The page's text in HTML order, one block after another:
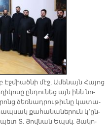
Էջ­միած­նի մէջ, Ա­մե­նայն Հա­յոց
ըն­դու­նեց այն ինն նո­
ձեռ­նադ­րու­թիւ­նը կա­տա­
քա­հա­նա­նե­րուն կ՚ըն­
Տ. Յով­նան Եպսկ. Յա­կո­